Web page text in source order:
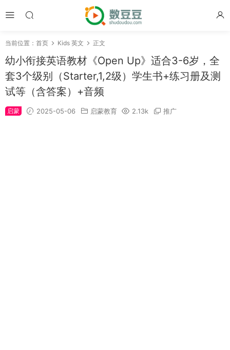
当前位置： 首页 Kids 英文 正文
幼小衔接英语教材《Open Up》适合3-6岁，全
套3个级别（Starter,1,2级）学生书+练习册及测
试等（含答案）+音频
启蒙 2025-05-06 启蒙教育 2.13k 推广